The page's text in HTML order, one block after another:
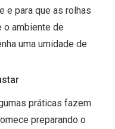
e para que as rolhas
o ambiente de
uma umidade de
práticas fazem
preparando o